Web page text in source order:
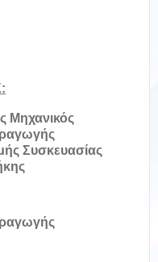
Μηχανικός
Συσκευασίας